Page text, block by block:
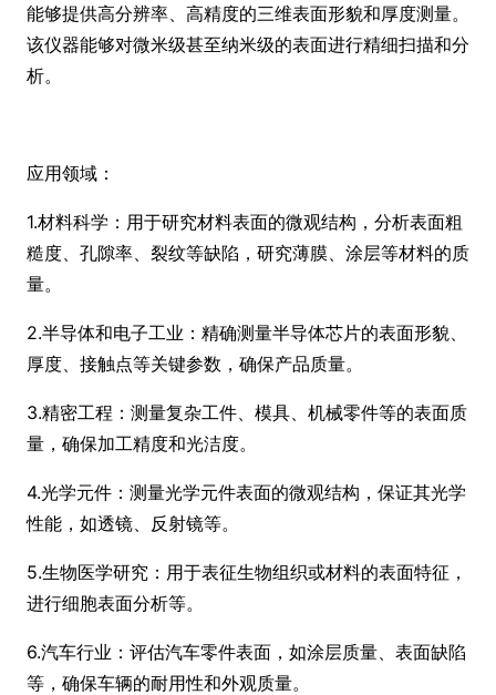
能够提供高分辨率、高精度的三维表面形貌和厚度测量。
该仪器能够对微米级甚至纳米级的表面进行精细扫描和分
析。
应用领域：
1.材料科学：用于研究材料表面的微观结构，分析表面粗
糙度、孔隙率、裂纹等缺陷，研究薄膜、涂层等材料的质
量。
2.半导体和电子工业：精确测量半导体芯片的表面形貌、
厚度、接触点等关键参数，确保产品质量。
3.精密工程：测量复杂工件、模具、机械零件等的表面质
量，确保加工精度和光洁度。
4.光学元件：测量光学元件表面的微观结构，保证其光学
性能，如透镜、反射镜等。
5.生物医学研究：用于表征生物组织或材料的表面特征，
进行细胞表面分析等。
6.汽车行业：评估汽车零件表面，如涂层质量、表面缺陷
等，确保车辆的耐用性和外观质量。